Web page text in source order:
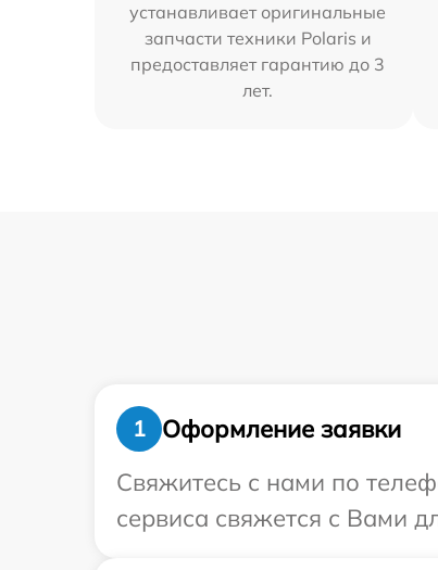
устанавливает оригинальные
запчасти техники Polaris и
предоставляет гарантию до 3
лет.
1
Оформление заявки
Свяжитесь с нами по
сервиса свяжется с Вами